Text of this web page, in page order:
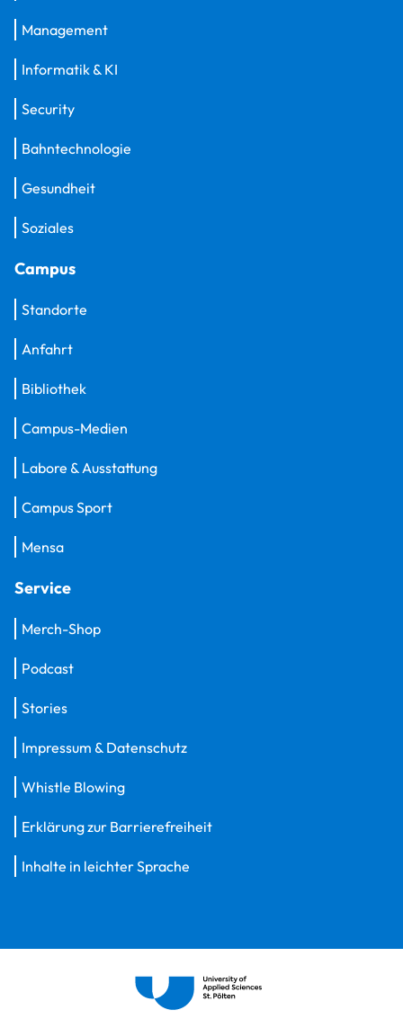
Management
Informatik & KI
Security
Bahntechnologie
Gesundheit
Soziales
Campus
Standorte
Anfahrt
Bibliothek
Campus-Medien
Labore & Ausstattung
Campus Sport
Mensa
Service
Merch-Shop
Podcast
Stories
Impressum & Datenschutz
Whistle Blowing
Erklärung zur Barrierefreiheit
Inhalte in leichter Sprache